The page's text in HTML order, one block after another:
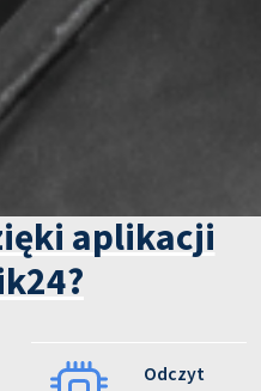
aplikacji
Odczyt